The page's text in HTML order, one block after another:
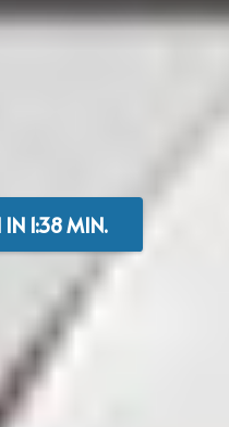
IN 1:38 MIN.